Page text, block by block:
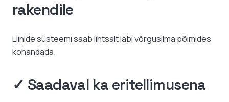
rakendile
Liinide süsteemi saab lihtsalt läbi võrgusilma põimides
kohandada.
✓ Saadaval ka eritellimusena